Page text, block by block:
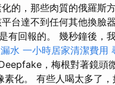
的，那些肉質的俄羅斯
台達不到任何其他換臉
有回報的。 幾秒鐘後，
水 一小時居家清潔費用
，梅根對著鏡頭
化。 有些人喝太多了